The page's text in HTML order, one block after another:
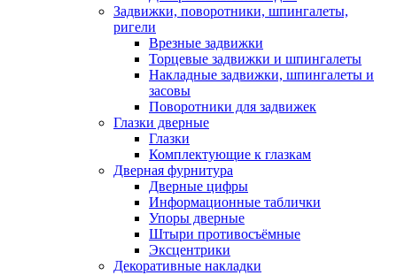
Задвижки, поворотники, шпингалеты,
ригели
Врезные задвижки
Торцевые задвижки и шпингалеты
Накладные задвижки, шпингалеты и
засовы
Поворотники для задвижек
Глазки дверные
Глазки
Комплектующие к глазкам
Дверная фурнитура
Дверные цифры
Информационные таблички
Упоры дверные
Штыри противосъёмные
Эксцентрики
Декоративные накладки